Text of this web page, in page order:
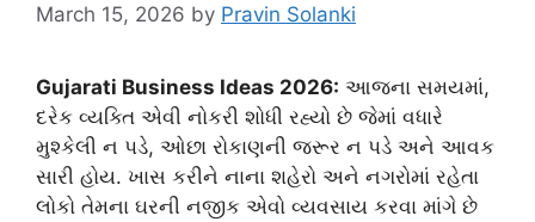
March 15, 2026 by Pravin Solanki
Gujarati Business Ideas 2026: આજના સમયમાં,
દરેક વ્યક્તિ એવી નોકરી શોધી રહ્યો છે જેમાં વધારે
મુશ્કેલી ન પડે, ઓછા રોકાણની જરૂર ન પડે અને આવક
સારી હોય. ખાસ કરીને નાના શહેરો અને નગરોમાં રહેતા
લોકો તેમના ઘરની નજીક એવો વ્યવસાય કરવા માંગે છે